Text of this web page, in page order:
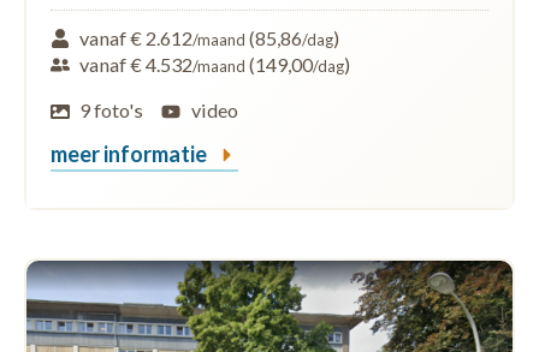
vanaf € 2.612/maand (85,86/dag)
vanaf € 4.532/maand (149,00/dag)
9 foto's
video
meer informatie